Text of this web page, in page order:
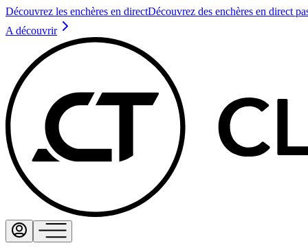
Découvrez les enchères en directDécouvrez des enchères en direct
A découvrir